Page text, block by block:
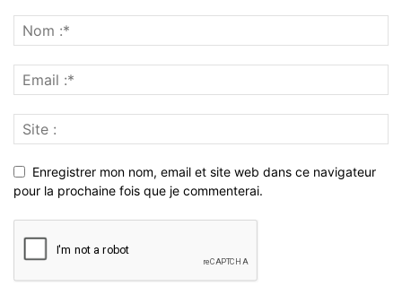
Enregistrer mon nom, email et site web dans ce navigateur
pour la prochaine fois que je commenterai.